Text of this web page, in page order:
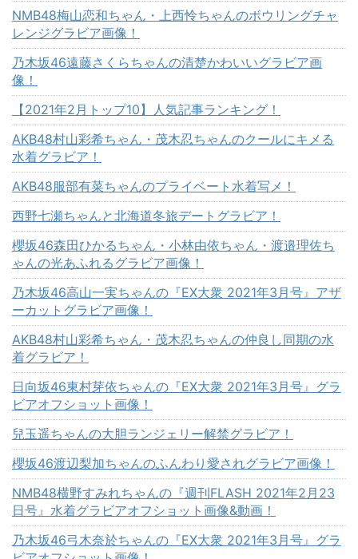
NMB48梅山恋和ちゃん・上西怜ちゃんのボウリングチャ
レンジグラビア画像！
乃木坂46遠藤さくらちゃんの清楚かわいいグラビア画
像！
【2021年2月トップ10】人気記事ランキング！
AKB48村山彩希ちゃん・茂木忍ちゃんのクールにキメる
水着グラビア！
AKB48服部有菜ちゃんのプライベート水着写メ！
西野七瀬ちゃんと北海道冬旅デートグラビア！
櫻坂46森田ひかるちゃん・小林由依ちゃん・渡邉理佐ち
ゃんの光あふれるグラビア画像！
乃木坂46高山一実ちゃんの『EX大衆 2021年3月号』アザ
ーカットグラビア画像！
AKB48村山彩希ちゃん・茂木忍ちゃんの仲良し同期の水
着グラビア！
日向坂46東村芽依ちゃんの『EX大衆 2021年3月号』グラ
ビアオフショット画像！
兒玉遥ちゃんの大胆ランジェリー解禁グラビア！
櫻坂46渡辺梨加ちゃんのふんわり愛されグラビア画像！
NMB48横野すみれちゃんの『週刊FLASH 2021年2月23
日号』水着グラビアオフショット画像&動画！
乃木坂46弓木奈於ちゃんの『EX大衆 2021年3月号』グラ